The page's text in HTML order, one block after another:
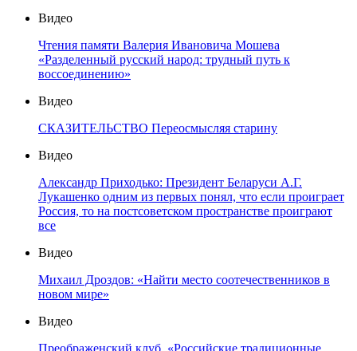
Видео
Чтения памяти Валерия Ивановича Мошева
«Разделенный русский народ: трудный путь к
воссоединению»
Видео
СКАЗИТЕЛЬСТВО Переосмысляя старину
Видео
Александр Приходько: Президент Беларуси А.Г.
Лукашенко одним из первых понял, что если проиграет
Россия, то на постсоветском пространстве проиграют
все
Видео
Михаил Дроздов: «Найти место соотечественников в
новом мире»
Видео